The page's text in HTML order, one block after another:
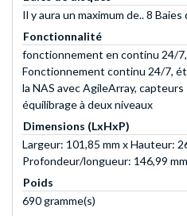
Il y aura un maximum de.. 8
Fonctionnalité
fonctionnement en continu 24/7,
Fonctionnement continu 24/7,
la NAS avec AgileArray,
équilibrage à deux niveaux
Dimensions (LxHxP)
Largeur: 101,85 mm x Hauteur:
Profondeur/longueur: 146,99 mm
Poids
690 gramme(s)